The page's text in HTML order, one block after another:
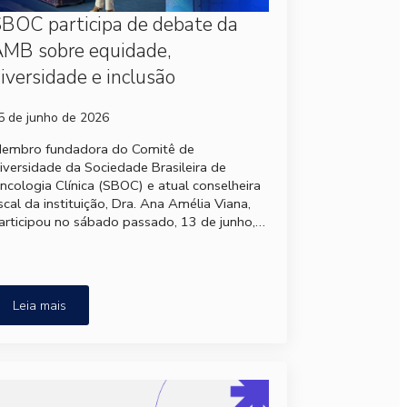
participa de debate da
sobre equidade,
e inclusão
de junho de 2026
fundadora do Comitê de
da Sociedade Brasileira de
Clínica (SBOC) e atual conselheira
da instituição, Dra. Ana Amélia Viana,
no sábado passado, 13 de junho,…
Leia mais